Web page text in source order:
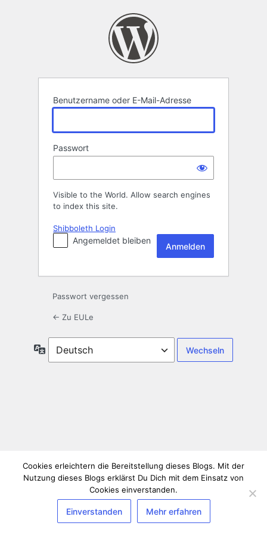
Benutzername oder E-Mail-Adresse
Passwort
Visible to the World. Allow search engines
to index this site.
Shibboleth Login
Angemeldet bleiben
Passwort vergessen
← Zu EULe
Sprache
Cookies erleichtern die Bereitstellung dieses Blogs. Mit der
Nutzung dieses Blogs erklärst Du Dich mit dem Einsatz von
Cookies einverstanden.
Einverstanden Mehr erfahren